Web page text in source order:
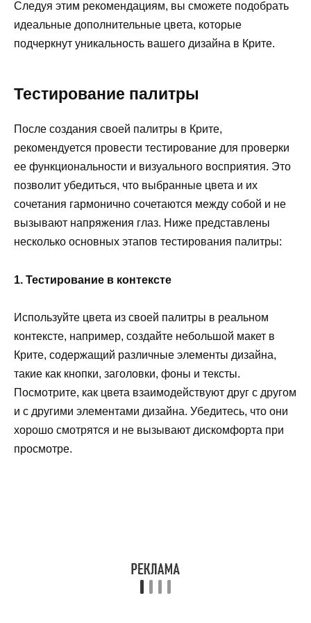
Следуя этим рекомендациям, вы сможете подобрать
идеальные дополнительные цвета, которые
подчеркнут уникальность вашего дизайна в Крите.
Тестирование палитры
После создания своей палитры в Крите,
рекомендуется провести тестирование для проверки
ее функциональности и визуального восприятия. Это
позволит убедиться, что выбранные цвета и их
сочетания гармонично сочетаются между собой и не
вызывают напряжения глаз. Ниже представлены
несколько основных этапов тестирования палитры:
1. Тестирование в контексте
Используйте цвета из своей палитры в реальном
контексте, например, создайте небольшой макет в
Крите, содержащий различные элементы дизайна,
такие как кнопки, заголовки, фоны и тексты.
Посмотрите, как цвета взаимодействуют друг с другом
и с другими элементами дизайна. Убедитесь, что они
хорошо смотрятся и не вызывают дискомфорта при
просмотре.